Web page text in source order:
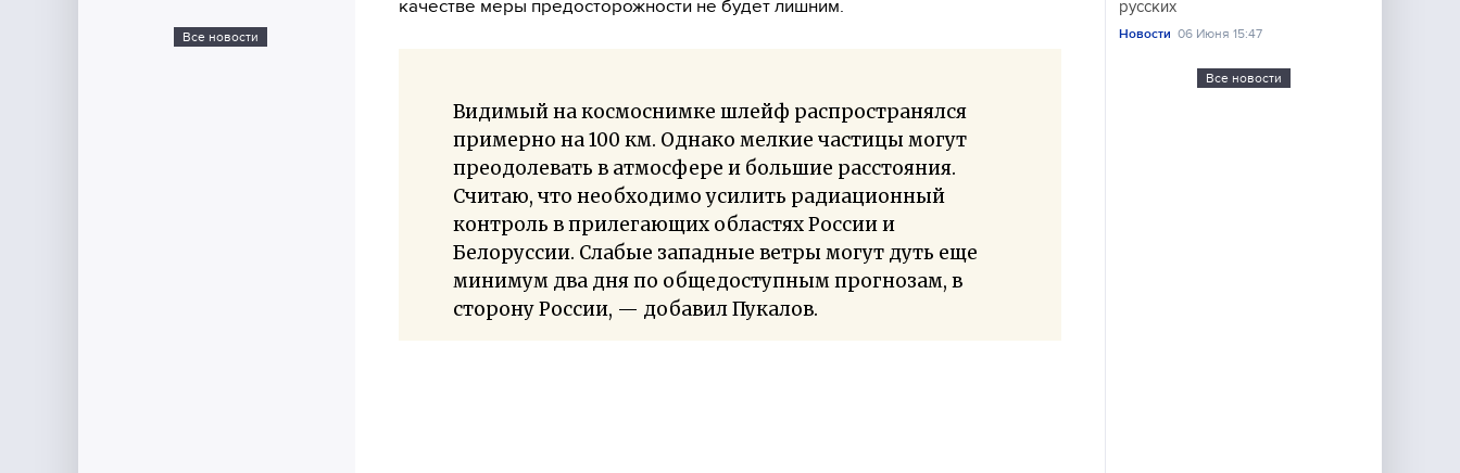
Все новости
качестве меры предосторожности не будет лишним.
Видимый на космоснимке шлейф распространялся
примерно на 100 км. Однако мелкие частицы могут
преодолевать в атмосфере и большие расстояния.
Считаю, что необходимо усилить радиационный
контроль в прилегающих областях России и
Белоруссии. Слабые западные ветры могут дуть еще
минимум два дня по общедоступным прогнозам, в
сторону России, — добавил Пукалов.
русских
Новости 06 Июня 15:47
Все новости